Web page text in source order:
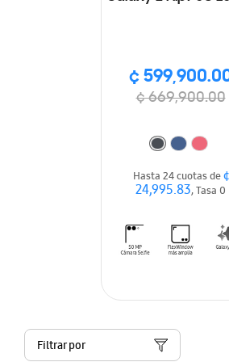
¢
¢ 669,900.00
Hasta 24 cuotas de¢
24,995.83, Tasa 0
Filtrar por